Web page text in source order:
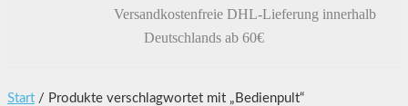
Versandkostenfreie DHL-Lieferung innerhalb
Deutschlands ab 60€
Start / Produkte verschlagwortet mit „Bedienpult“